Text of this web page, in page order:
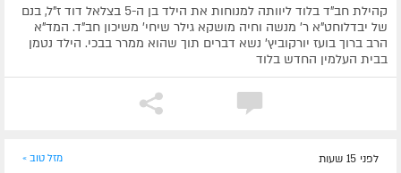
קהילת חב"ד בלוד ליוותה למנוחות את הילד בן ה-5 בצלאל דוד ז"ל, בנם
של יבדלוחט"א ר' מנשה וחיה מושקא גילר שיחי' משיכון חב"ד. המד"א
הרב ברוך בועז יורקוביץ' נשא דברים תוך שהוא ממרר בבכי. הילד נטמן
בבית העלמין החדש בלוד
לפני 15 שעות מזל טוב »